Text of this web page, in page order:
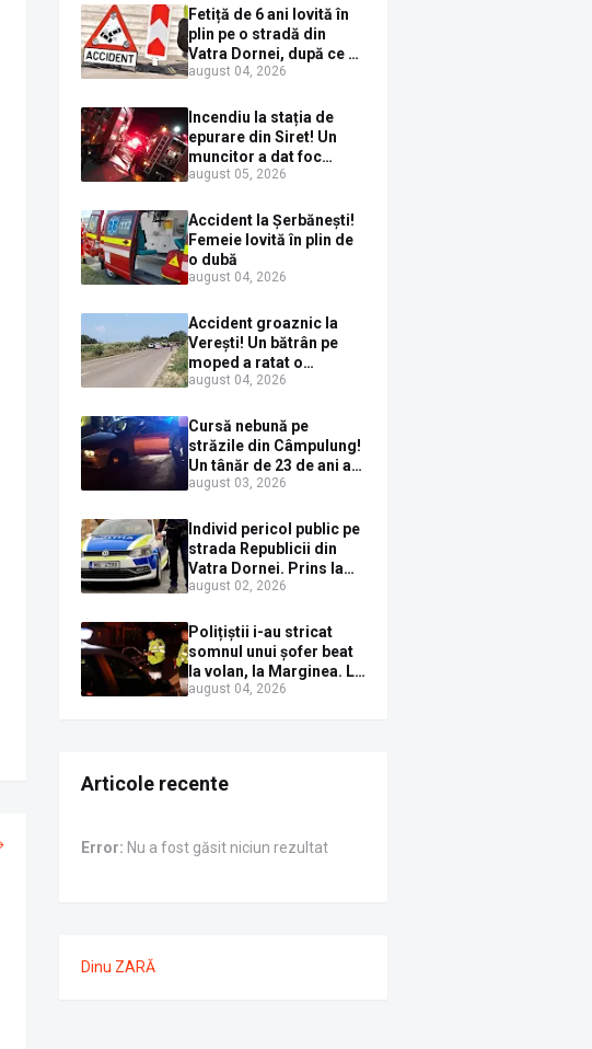
1,59 mg/l alcool pur în
aerul expirat
Fetiță de 6 ani lovită în
plin pe o stradă din
Vatra Dornei, după ce a
ieșit în fața mașinii prin
august 04, 2026
Incendiu la stația de
epurare din Siret! Un
muncitor a dat foc
pompelor de apă în timp
combustibil
august 05, 2026
Accident la Șerbănești!
Femeie lovită în plin de
o dubă
august 04, 2026
Accident groaznic la
Verești! Un bătrân pe
moped a ratat o
depășire și a ajuns sub
august 04, 2026
Cursă nebună pe
străzile din Câmpulung!
Un tânăr de 23 de ani a
fugit de poliție cu un
un gard de pe strada
Sirenei
august 03, 2026
Individ pericol public pe
strada Republicii din
Vatra Dornei. Prins la
volan cu mașina
plină zi
august 02, 2026
Polițiștii i-au stricat
somnul unui șofer beat
la volan, la Marginea. L-
au trezit instant cu un
august 04, 2026
Articole recente
Error: Nu a fost găsit niciun rezultat
Dinu ZARĂ